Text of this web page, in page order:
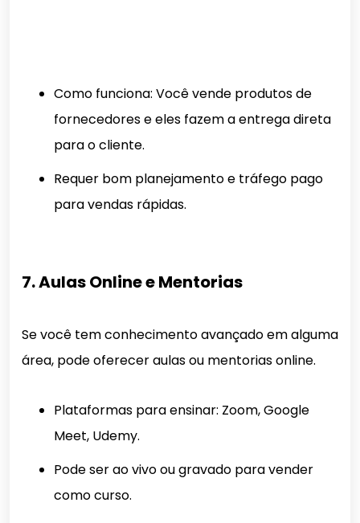
Como funciona: Você vende produtos de
fornecedores e eles fazem a entrega direta
para o cliente.
Requer bom planejamento e tráfego pago
para vendas rápidas.
7. Aulas Online e Mentorias
Se você tem conhecimento avançado em alguma
área, pode oferecer aulas ou mentorias online.
Plataformas para ensinar: Zoom, Google
Meet, Udemy.
Pode ser ao vivo ou gravado para vender
como curso.